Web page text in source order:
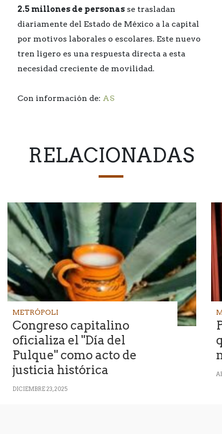
2.5 millones de personas se trasladan
diariamente del Estado de México a la capital
por motivos laborales o escolares. Este nuevo
tren ligero es una respuesta directa a esta
necesidad creciente de movilidad.
Con información de: AS
RELACIONADAS
METRÓPOLI
Congreso capitalino
oficializa el "Día del
Pulque" como acto de
justicia histórica
DICIEMBRE 23, 2025